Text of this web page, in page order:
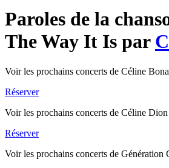
Paroles de la
The Way It Is par
Voir les prochains concerts de Céline
Réserver
Voir les prochains concerts de Céline Dion
Réserver
Voir les prochains concerts de Génération